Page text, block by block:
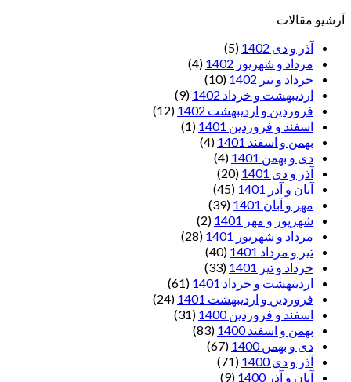
آرشیو مقالات
آذر و دی 1402
(5)
مرداد و شهریور 1402
(4)
خرداد و تیر 1402
(10)
اردیبهشت و خرداد 1402
(9)
فروردین و اردیبهشت 1402
(12)
اسفند و فروردین 1401
(1)
بهمن و اسفند 1401
(4)
دی و بهمن 1401
(4)
آذر و دی 1401
(20)
آبان و آذر 1401
(45)
مهر و آبان 1401
(39)
شهریور و مهر 1401
(2)
مرداد و شهریور 1401
(28)
تیر و مرداد 1401
(40)
خرداد و تیر 1401
(33)
اردیبهشت و خرداد 1401
(61)
فروردین و اردیبهشت 1401
(24)
اسفند و فروردین 1400
(31)
بهمن و اسفند 1400
(83)
دی و بهمن 1400
(67)
آذر و دی 1400
(71)
آبان و آذر 1400
(9)